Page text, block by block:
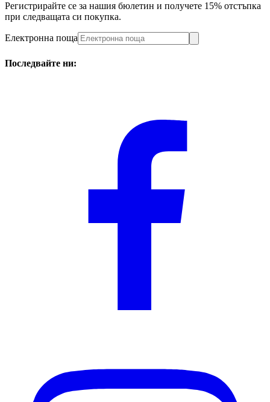
Регистрирайте се за нашия бюлетин и получете 15% отстъпка
при следващата си покупка.
Електронна поща
Последвайте ни: